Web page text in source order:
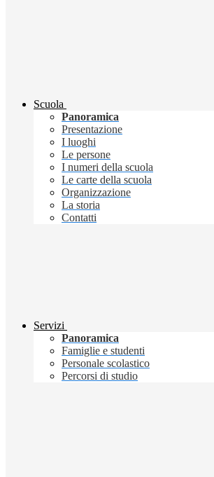
Scuola
Panoramica
Presentazione
I luoghi
Le persone
I numeri della scuola
Le carte della scuola
Organizzazione
La storia
Contatti
Servizi
Panoramica
Famiglie e studenti
Personale scolastico
Percorsi di studio